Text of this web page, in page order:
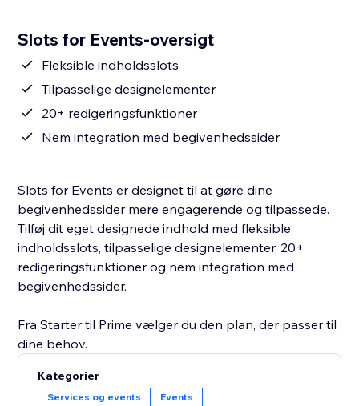
Slots for Events-oversigt
Fleksible indholdsslots
Tilpasselige designelementer
20+ redigeringsfunktioner
Nem integration med begivenhedssider
Slots for Events er designet til at gøre dine
begivenhedssider mere engagerende og tilpassede.
Tilføj dit eget designede indhold med fleksible
indholdsslots, tilpasselige designelementer, 20+
redigeringsfunktioner og nem integration med
begivenhedssider.
Fra Starter til Prime vælger du den plan, der passer til
dine behov.
Kategorier
Services og events Events